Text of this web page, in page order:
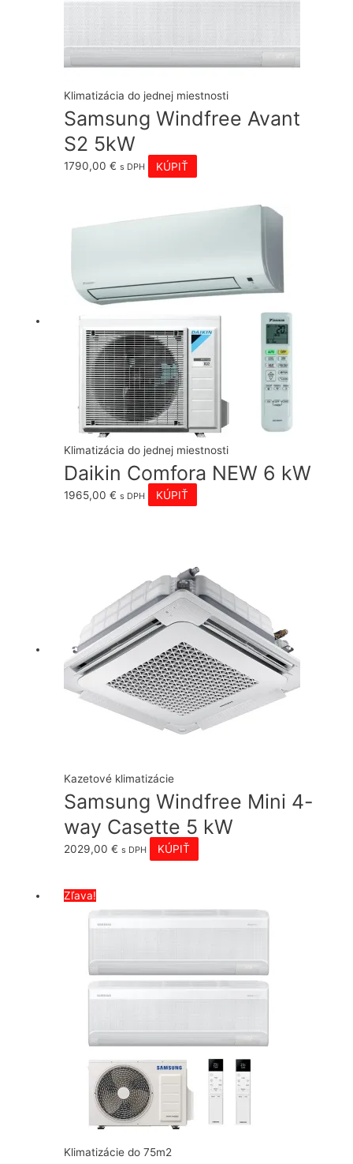
Klimatizácia do jednej miestnosti
Samsung Windfree Avant
S2 5kW
1790,00€ s DPH KÚPIŤ
Klimatizácia do jednej miestnosti
Daikin Comfora NEW 6 kW
1965,00€ s DPH KÚPIŤ
Kazetové klimatizácie
Samsung Windfree Mini 4-
way Casette 5 kW
2029,00€ s DPH KÚPIŤ
Zľava!
Klimatizácie do 75m2